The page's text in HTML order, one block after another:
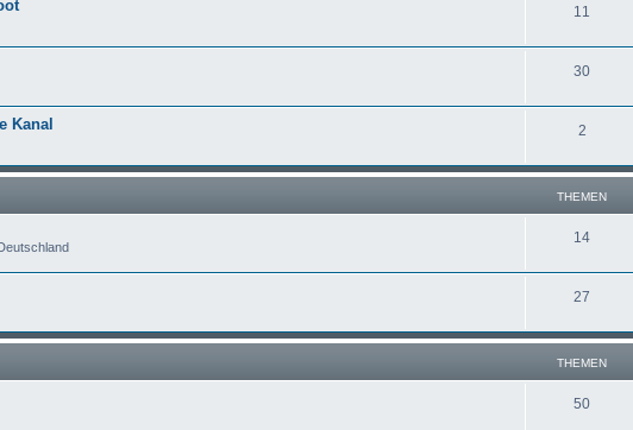
11
30
Kanal 2
THEMEN
14
27
THEMEN
50